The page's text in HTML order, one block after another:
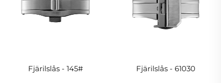
Fjärilslås - 145# Fjärilslås - 61030